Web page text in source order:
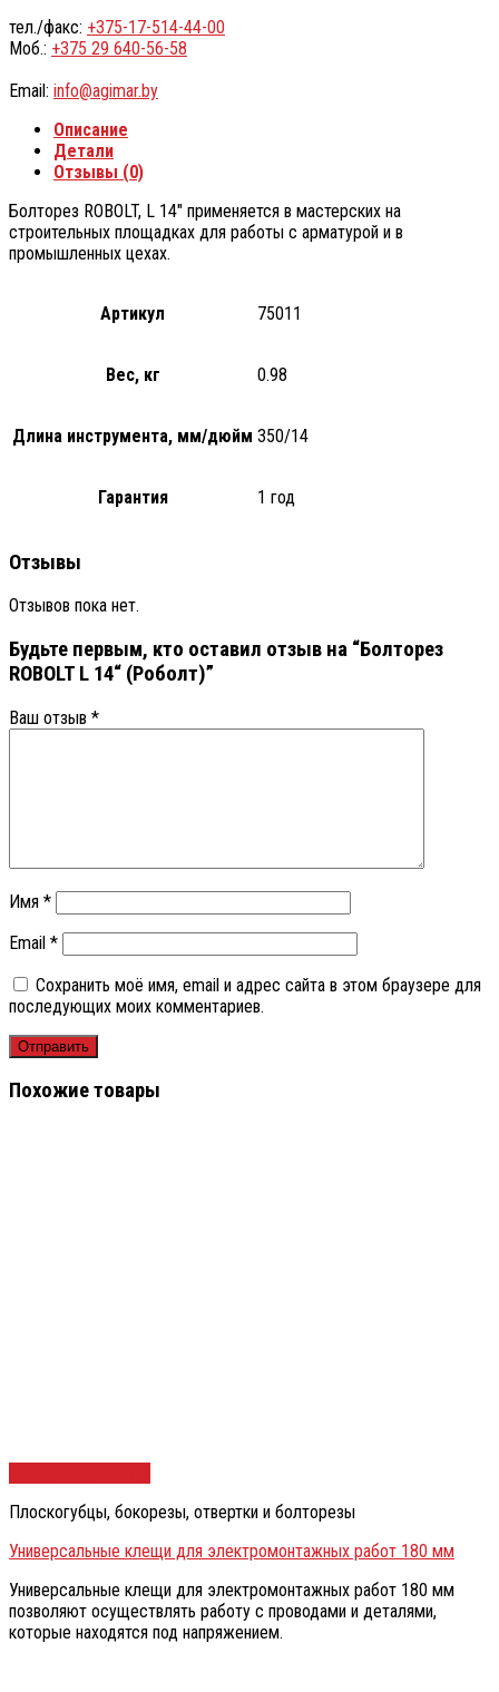
тел./факс: +375-17-514-44-00
Моб.: +375 29 640-56-58
Email: info@agimar.by
Описание
Детали
Отзывы (0)
Болторез ROBOLT, L 14″ применяется в мастерских на
строительных площадках для работы с арматурой и в
промышленных цехах.
Артикул 75011
Вес, кг 0.98
Длина инструмента, мм/дюйм 350/14
Гарантия 1 год
Отзывы
Отзывов пока нет.
Будьте первым, кто оставил отзыв на “Болторез
ROBOLT L 14“ (Роболт)”
Ваш отзыв *
Имя *
Email *
Сохранить моё имя, email и адрес сайта в этом браузере для
последующих моих комментариев.
Похожие товары
Плоскогубцы, бокорезы, отвертки и болторезы
Универсальные клещи для электромонтажных работ 180 мм
Универсальные клещи для электромонтажных работ 180 мм
позволяют осуществлять работу с проводами и деталями,
которые находятся под напряжением.